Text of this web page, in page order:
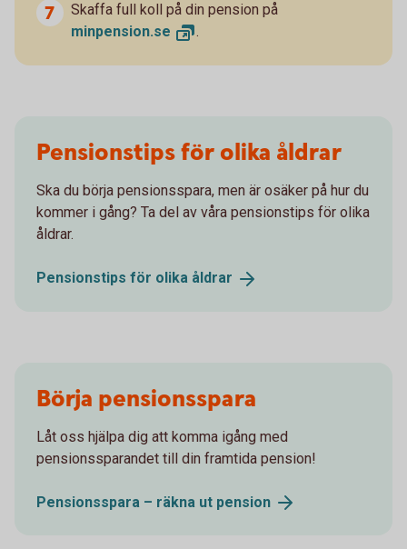
Skaffa full koll på din pension på
minpension.se .
Pensionstips för olika åldrar
Ska du börja pensionsspara, men är osäker på hur du
kommer i gång? Ta del av våra pensionstips för olika
åldrar.
Pensionstips för olika åldrar
Börja pensionsspara
Låt oss hjälpa dig att komma igång med
pensionssparandet till din framtida pension!
Pensionsspara – räkna ut pension